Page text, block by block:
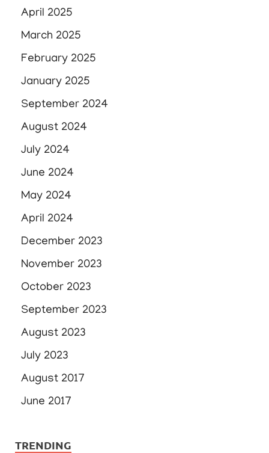
April 2025
March 2025
February 2025
January 2025
September 2024
August 2024
July 2024
June 2024
May 2024
April 2024
December 2023
November 2023
October 2023
September 2023
August 2023
July 2023
August 2017
June 2017
TRENDING